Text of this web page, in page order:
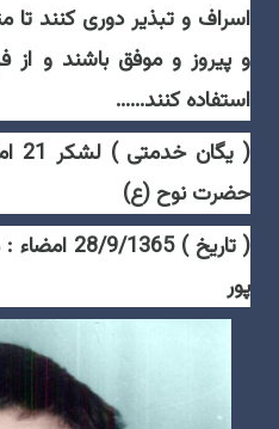
اسراف و تبذير دورى كنند تا
و پيروز و موفق باشند و
استفاده كنند......
(
حضرت نوح (ع)
( تاريخ )
پور